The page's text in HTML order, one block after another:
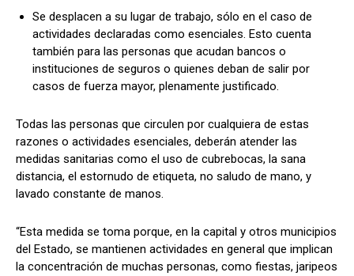
Se desplacen a su lugar de trabajo, sólo en el caso de
actividades declaradas como esenciales. Esto cuenta
también para las personas que acudan bancos o
instituciones de seguros o quienes deban de salir por
casos de fuerza mayor, plenamente justificado.
Todas las personas que circulen por cualquiera de estas
razones o actividades esenciales, deberán atender las
medidas sanitarias como el uso de cubrebocas, la sana
distancia, el estornudo de etiqueta, no saludo de mano, y
lavado constante de manos.
“Esta medida se toma porque, en la capital y otros municipios
del Estado, se mantienen actividades en general que implican
la concentración de muchas personas, como fiestas, jaripeos